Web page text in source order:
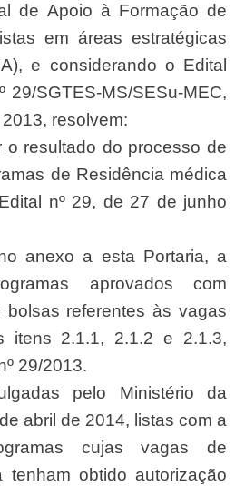
de Apoio à Formação de
em áreas estratégicas
e considerando o Edital
29/SGTES-MS/SESu-MEC,
resolvem:
o resultado do processo de
de Residência médica
nº 29, de 27 de junho
anexo a esta Portaria, a
aprovados com
bolsas referentes às vagas
itens 2.1.1, 2.1.2 e 2.1.3,
29/2013.
pelo Ministério da
abril de 2014, listas com a
cujas vagas de
tenham obtido autorização